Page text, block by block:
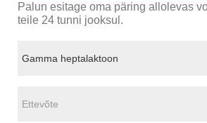
Palun esitage oma päring allolevas
teile 24 tunni jooksul.